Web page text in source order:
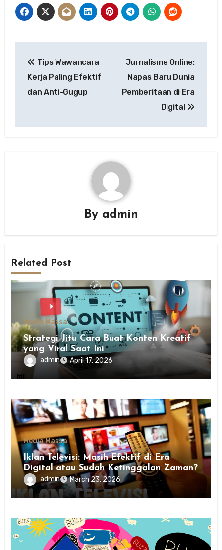
navigation
Tips Wawancara
Kerja Paling Efektif
dan Anti-Gugup
Jurnalisme Online:
Napas Baru Dunia
Pemberitaan di Era
Digital
By admin
Related Post
Media Massa
Strategi Jitu Cara Buat Konten Kreatif
yang Viral Saat Ini
admin April 17, 2026
Media Massa
Iklan Televisi: Masih Efektif di Era
Digital atau Sudah Ketinggalan Zaman?
admin March 23, 2026